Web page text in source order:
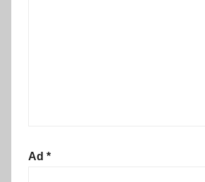
Ad *